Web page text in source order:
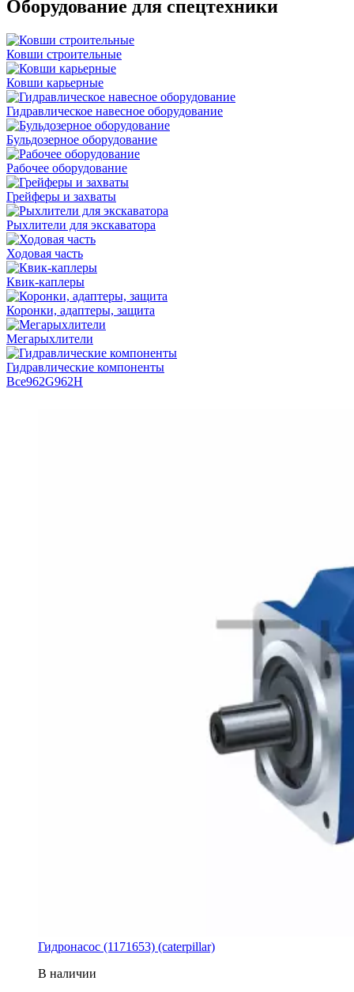
Оборудование для спецтехники
Ковши строительные
Ковши карьерные
Гидравлическое навесное оборудование
Бульдозерное оборудование
Рабочее оборудование
Грейферы и захваты
Рыхлители для экскаватора
Ходовая часть
Квик-каплеры
Коронки, адаптеры, защита
Мегарыхлители
Гидравлические компоненты
Все962G962H
Гидронасос (1171653) (caterpillar)
В наличии